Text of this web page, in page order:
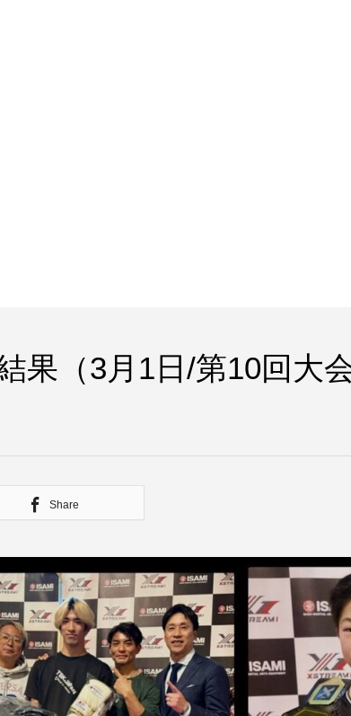
果（3月1日/第10回大会
Share